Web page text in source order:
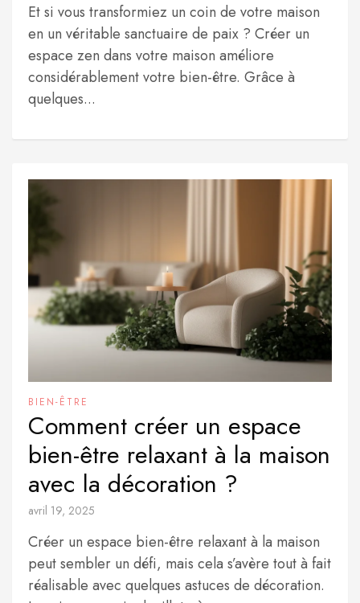
Et si vous transformiez un coin de votre maison
en un véritable sanctuaire de paix ? Créer un
espace zen dans votre maison améliore
considérablement votre bien-être. Grâce à
quelques...
BIEN-ÊTRE
Comment créer un espace
bien-être relaxant à la maison
avec la décoration ?
avril 19, 2025
Créer un espace bien-être relaxant à la maison
peut sembler un défi, mais cela s’avère tout à fait
réalisable avec quelques astuces de décoration.